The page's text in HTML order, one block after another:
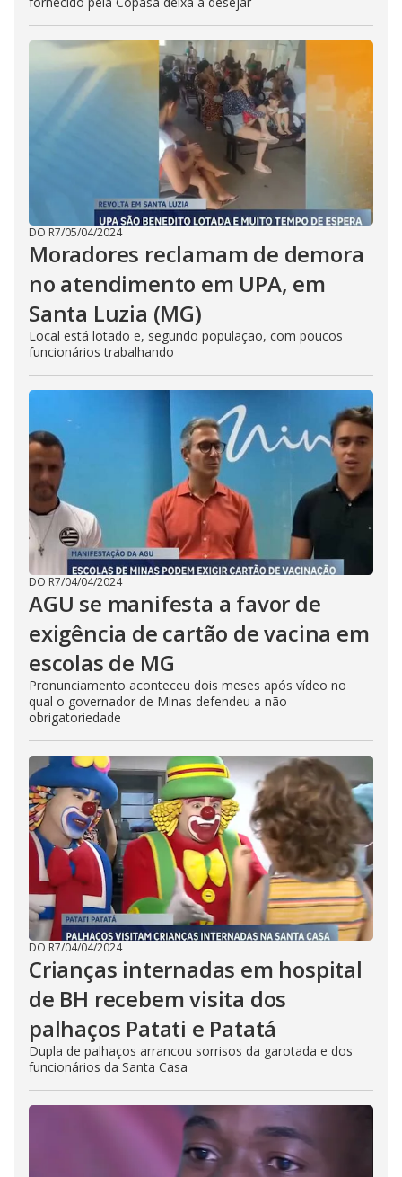
DO R7/05/04/2024
Moradores reclamam de demora
no atendimento em UPA, em
Santa Luzia (MG)
Local está lotado e, segundo população, com poucos
funcionários trabalhando
DO R7/04/04/2024
AGU se manifesta a favor de
exigência de cartão de vacina em
escolas de MG
Pronunciamento aconteceu dois meses após vídeo no
qual o governador de Minas defendeu a não
obrigatoriedade
DO R7/04/04/2024
Crianças internadas em hospital
de BH recebem visita dos
palhaços Patati e Patatá
Dupla de palhaços arrancou sorrisos da garotada e dos
funcionários da Santa Casa